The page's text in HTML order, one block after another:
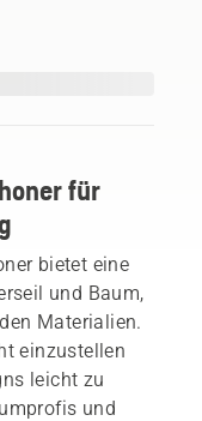
für
bietet eine
und Baum,
Materialien.
einzustellen
leicht zu
und